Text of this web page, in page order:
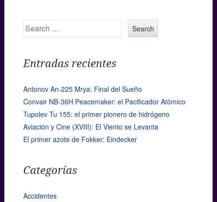
Search
Entradas recientes
Antonov An-225 Mrya: Final del Sueño
Convair NB-36H Peacemaker: el Pacificador Atómico
Tupolev Tu 155: el primer pionero de hidrógeno
Aviación y Cine (XVIII): El Viento se Levanta
El primer azote de Fokker: Eindecker
Categorías
Accidentes